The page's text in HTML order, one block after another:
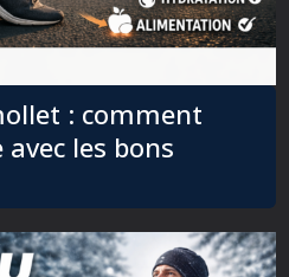
: comment
les bons